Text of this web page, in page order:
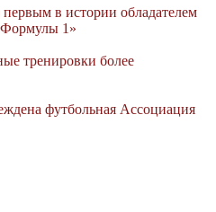
в истории обладателем
1»
тренировки более
футбольная Ассоциация